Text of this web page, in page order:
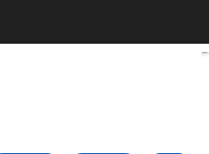
añade a sus